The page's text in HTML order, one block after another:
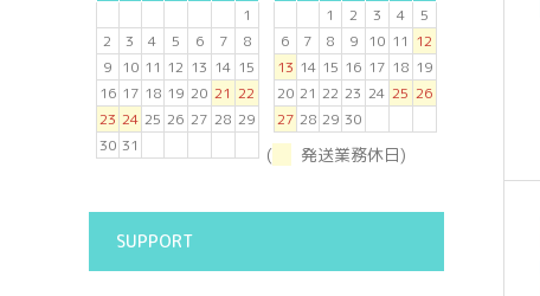
1
2
3 4 5 6 7
8
9 10 11 12 13 14 15
16 17 18 19 20 21 22
23 24 25 26 27 28 29
30 31
1
2 3 4
5
6
7 8 9 10 11 12
13 14 15 16 17 18 19
20 21 22 23 24 25 26
27 28 29 30
( 発送業務休日)
SUPPORT